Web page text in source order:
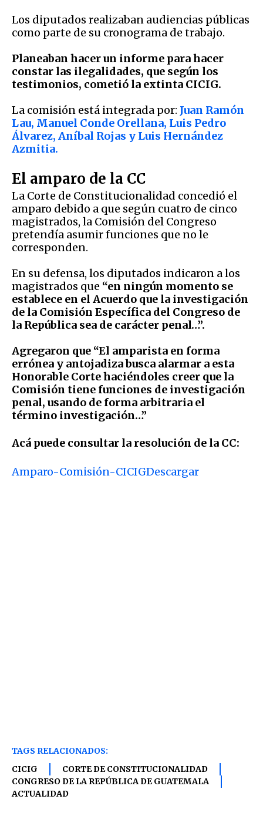
Los diputados realizaban audiencias públicas
como parte de su cronograma de trabajo.
Planeaban hacer un informe para hacer
constar las ilegalidades, que según los
testimonios, cometió la extinta CICIG.
La comisión está integrada por: Juan Ramón
Lau, Manuel Conde Orellana, Luis Pedro
Álvarez, Aníbal Rojas y Luis Hernández
Azmitia.
El amparo de la CC
La Corte de Constitucionalidad concedió el
amparo debido a que según cuatro de cinco
magistrados, la Comisión del Congreso
pretendía asumir funciones que no le
corresponden.
En su defensa, los diputados indicaron a los
magistrados que “en ningún momento se
establece en el Acuerdo que la investigación
de la Comisión Específica del Congreso de
la República sea de carácter penal…”.
Agregaron que “El amparista en forma
errónea y antojadiza busca alarmar a esta
Honorable Corte haciéndoles creer que la
Comisión tiene funciones de investigación
penal, usando de forma arbitraria el
término investigación…”
Acá puede consultar la resolución de la CC:
Amparo-Comisión-CICIGDescargar
TAGS RELACIONADOS:
CICIG
CORTE DE CONSTITUCIONALIDAD
CONGRESO DE LA REPÚBLICA DE GUATEMALA
ACTUALIDAD